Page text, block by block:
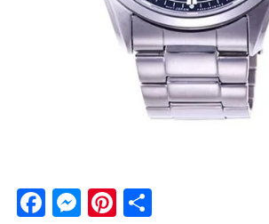
Facebook
Messenger
Pinterest